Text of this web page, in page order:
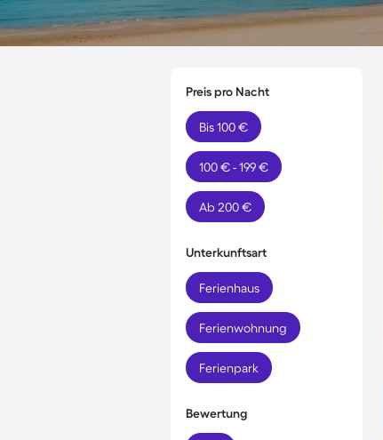
Preis pro Nacht
Bis 100 €
100 € - 199 €
Ab 200 €
Unterkunftsart
Ferienhaus
Ferienwohnung
Ferienpark
Bewertung